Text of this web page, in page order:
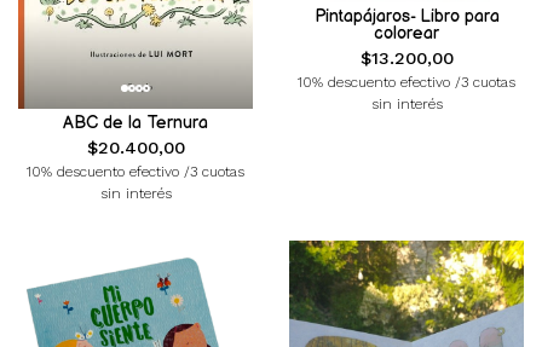
ABC de la Ternura
$20.400,00
10% descuento efectivo /3 cuotas
sin interés
Pintapájaros- Libro para
colorear
$13.200,00
10% descuento efectivo /3 cuotas
sin interés